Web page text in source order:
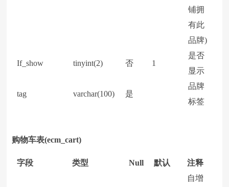
铺拥
有此
品牌)
If_show tinyint(2) 否 1
是否
显示
tag varchar(100) 是
品牌
标签
购物车表(ecm_cart)
字段 类型 Null 默认 注释
自增